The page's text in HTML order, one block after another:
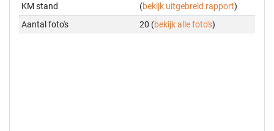
KM stand
(bekijk uitgebreid rapport)
Aantal foto's
20 (bekijk alle foto's)